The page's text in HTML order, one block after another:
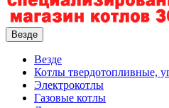
Везде
Везде
Котлы твердотопливные,
Электрокотлы
Газовые котлы